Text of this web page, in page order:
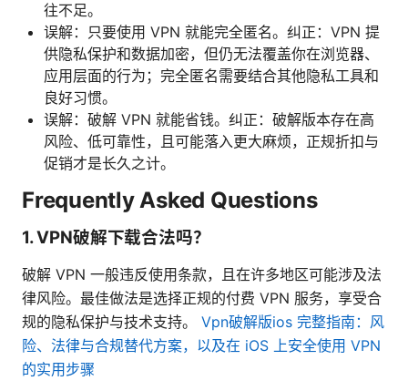
往不足。
误解：只要使用 VPN 就能完全匿名。纠正：VPN 提
供隐私保护和数据加密，但仍无法覆盖你在浏览器、
应用层面的行为；完全匿名需要结合其他隐私工具和
良好习惯。
误解：破解 VPN 就能省钱。纠正：破解版本存在高
风险、低可靠性，且可能落入更大麻烦，正规折扣与
促销才是长久之计。
Frequently Asked Questions
1. VPN破解下载合法吗？
破解 VPN 一般违反使用条款，且在许多地区可能涉及法
律风险。最佳做法是选择正规的付费 VPN 服务，享受合
规的隐私保护与技术支持。 Vpn破解版ios 完整指南：风
险、法律与合规替代方案，以及在 iOS 上安全使用 VPN
的实用步骤